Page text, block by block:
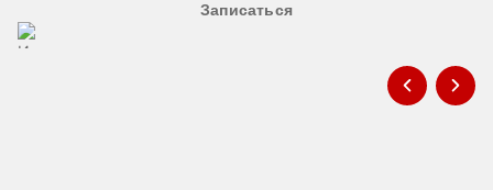
Записаться